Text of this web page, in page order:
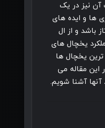
آن نیز در یک
ها و ایده های
باشد و از ال
یخچال های
یخچال ها
این مقاله می
آنها آشنا شویم.